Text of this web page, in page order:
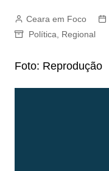
Ceara em Foco
Política, Regional
Foto: Reprodução